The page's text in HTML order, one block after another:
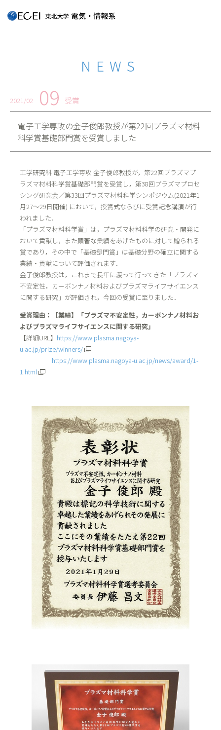
NEWS
2021/02 09 受賞
電子工学専攻の金子俊郎教授が第22回プラズマ材料
科学賞基礎部門賞を受賞しました
工学研究科 電子工学専攻 金子俊郎教授が，第22回プラズマプ
ラズマ材料科学賞基礎部門賞を受賞し，第38回プラズマプロセ
シング研究会／第33回プラズマ材料科学シンポジウム(2021年1
月27～29日開催) において，授賞式ならびに受賞記念講演が行
われました．
「プラズマ材料科学賞」は，プラズマ材料科学の研究・開発に
おいて貢献し，また顕著な業績をあげたものに対して贈られる
賞であり，その中で「基礎部門賞」は基礎分野の確立に関する
業績・貢献について評価されます．
金子俊郎教授は，これまで長年に渡って行ってきた「プラズマ
不安定性，カーボンナノ材料およびプラズマライフサイエンス
に関する研究」が評価され，今回の受賞に至りました．
受賞理由：【業績】「プラズマ不安定性，カーボンナノ材料お
よびプラズマライフサイエンスに関する研究」
【詳細URL】 https://www.plasma.nagoya-
u.ac.jp/prize/winners/
https://www.plasma.nagoya-u.ac.jp/news/award/1-
1.html